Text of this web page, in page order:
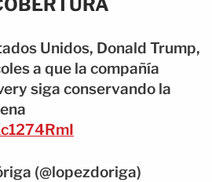
Unidos, Donald Trump,
a que la compañía
siga conservando la
(@lopezdoriga)